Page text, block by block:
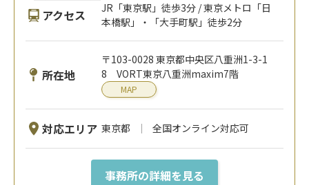
アクセス
JR「東京駅」徒歩3分 / 東京メトロ「日
本橋駅」・「大手町駅」徒歩2分
所在地
〒103-0028 東京都中央区八重洲1-3-1
8 VORT東京八重洲maxim7階
MAP
対応エリア 東京都 全国オンライン対応可
事務所の詳細を見る